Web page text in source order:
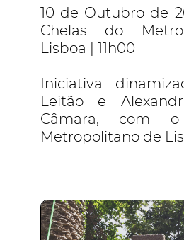
10 de Outubro de
Chelas do
Lisboa | 11h00
Iniciativa
Leitão e
Câmara, com
Metropolitano de